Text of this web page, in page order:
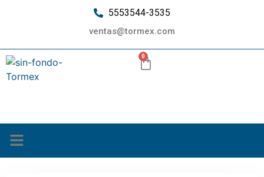
5553544-3535
ventas@tormex.com
0